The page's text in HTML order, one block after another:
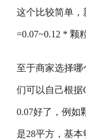
这个比较简单，
=0.07~0.12 * 颗
至于商家选择
们可以自己根据
0.07好了，例如
是28平方，基本